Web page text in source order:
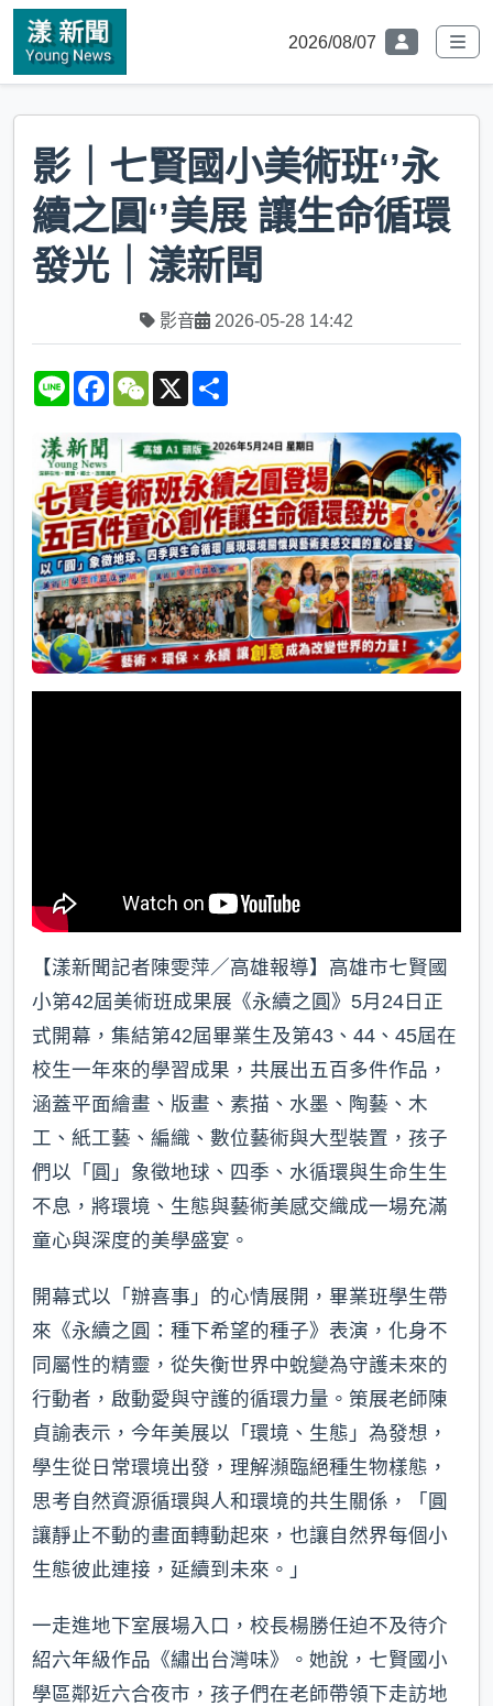
2026/08/07
影｜七賢國小美術班‘’永
續之圓‘’美展 讓生命循環
發光｜漾新聞
影音 2026-05-28 14:42
L
F
o
o
k
W
a
t
X
e
【漾新聞記者陳雯萍／高雄報導】高雄市七賢國
小第42屆美術班成果展《永續之圓》5月24日正
式開幕，集結第42屆畢業生及第43、44、45屆在
校生一年來的學習成果，共展出五百多件作品，
涵蓋平面繪畫、版畫、素描、水墨、陶藝、木
工、紙工藝、編織、數位藝術與大型裝置，孩子
們以「圓」象徵地球、四季、水循環與生命生生
不息，將環境、生態與藝術美感交織成一場充滿
童心與深度的美學盛宴。
開幕式以「辦喜事」的心情展開，畢業班學生帶
來《永續之圓：種下希望的種子》表演，化身不
同屬性的精靈，從失衡世界中蛻變為守護未來的
行動者，啟動愛與守護的循環力量。策展老師陳
貞諭表示，今年美展以「環境、生態」為發想，
學生從日常環境出發，理解瀕臨絕種生物樣態，
思考自然資源循環與人和環境的共生關係，「圓
讓靜止不動的畫面轉動起來，也讓自然界每個小
生態彼此連接，延續到未來。」
一走進地下室展場入口，校長楊勝任迫不及待介
紹六年級作品《繡出台灣味》。她說，七賢國小
學區鄰近六合夜市，孩子們在老師帶領下走訪地